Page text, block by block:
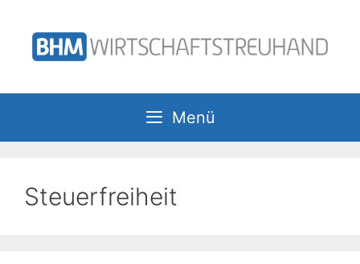
Inhalt
springen
Menü
Steuerfreiheit